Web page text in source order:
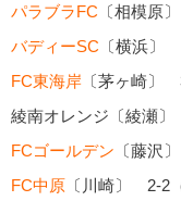
パラブラFC 〔相模原
バディーSC 〔横浜〕
FC東海岸 〔茅ヶ崎〕
綾南オレンジ〔綾瀬
FCゴールデン 〔藤沢
FC中原 〔川崎〕 2-2